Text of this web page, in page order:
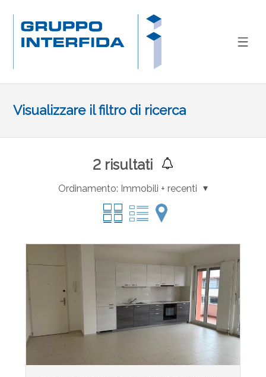
Visualizzare il filtro di ricerca
2risultati
Ordinamento: Immobili + recenti